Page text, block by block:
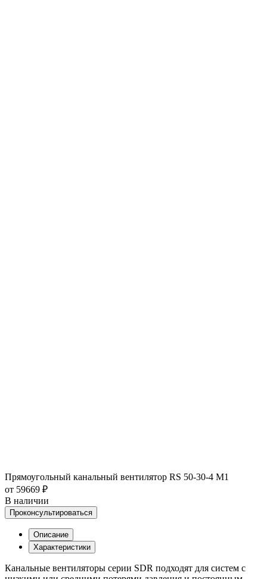
Прямоугольный канальный вентилятор RS 50-30-4 M1
от 59669 ₽
В наличии
Проконсультироваться
Описание
Характеристики
Канальные вентиляторы серии SDR подходят для систем с